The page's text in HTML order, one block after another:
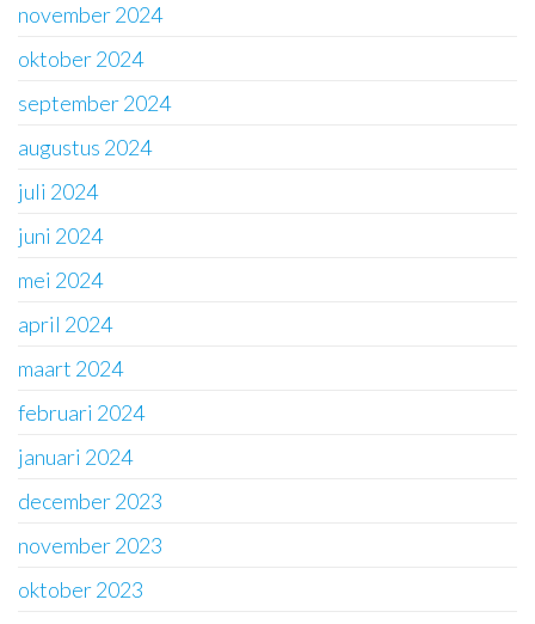
november 2024
oktober 2024
september 2024
augustus 2024
juli 2024
juni 2024
mei 2024
april 2024
maart 2024
februari 2024
januari 2024
december 2023
november 2023
oktober 2023